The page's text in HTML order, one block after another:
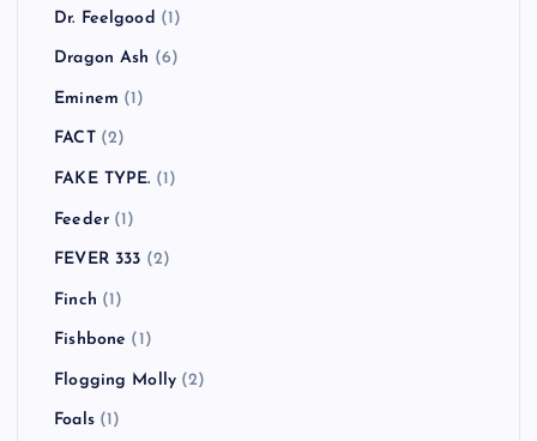
Dr. Feelgood (1)
Dragon Ash (6)
Eminem (1)
FACT(2)
FAKE TYPE. (1)
Feeder(1)
FEVER 333 (2)
Finch (1)
Fishbone (1)
Flogging Molly (2)
Foals(1)